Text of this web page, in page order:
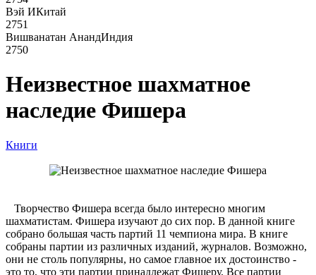
Вэй ИКитай
2751
Вишванатан АнандИндия
2750
Неизвестное шахматное
наследие Фишера
Книги
Творчество Фишера всегда было интересно многим
шахматистам. Фишера изучают до сих пор. В данной книге
собрано большая часть партий 11 чемпиона мира. В книге
собраны партии из различных изданий, журналов. Возможно,
они не столь популярны, но самое главное их достоинство -
это то, что эти партии принадлежат Фишеру. Все партии